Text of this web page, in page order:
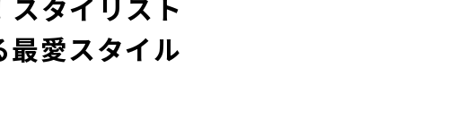
スタイリスト
愛スタイル